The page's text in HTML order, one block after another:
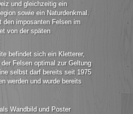
und gleichzeitig ein
sowie ein Naturdenkmal.
den imposanten Felsen im
von der späten
befindet sich ein Kletterer,
Felsen optimal zur Geltung
selbst darf bereits seit 1975
werden und wurde bereits
Wandbild und Poster